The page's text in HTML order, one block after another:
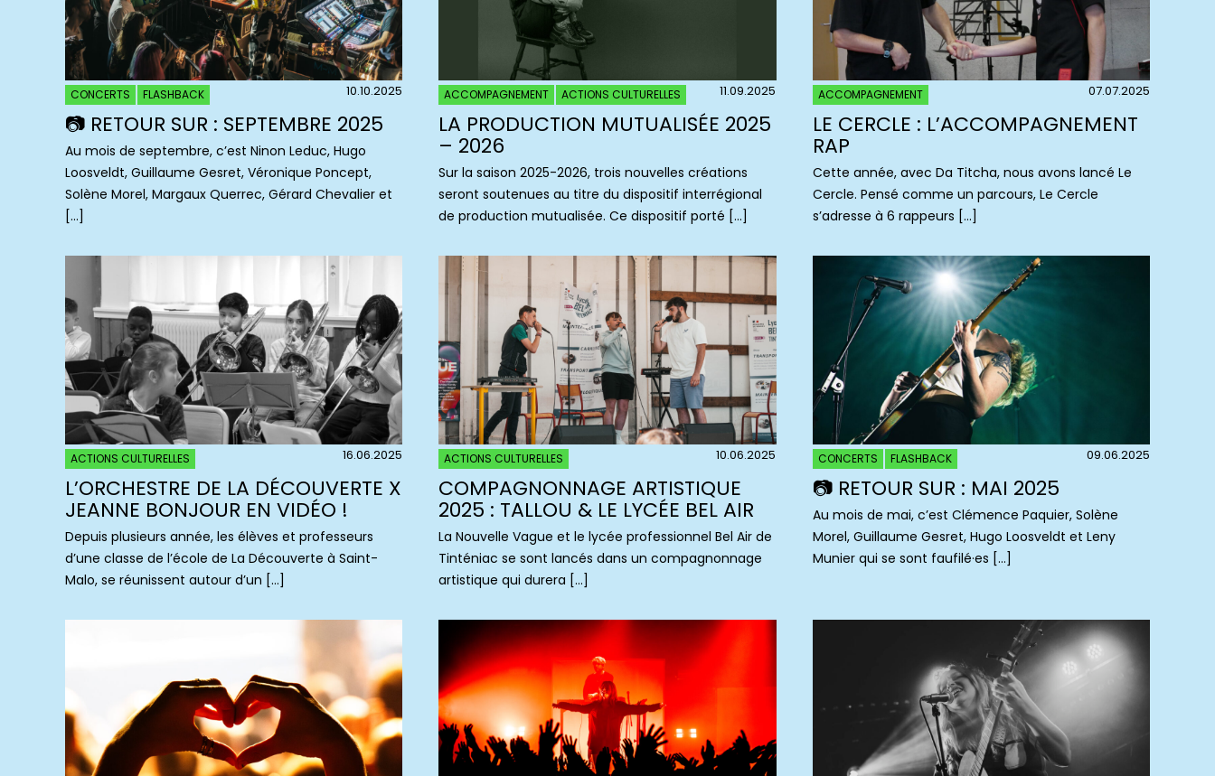
CONCERTS FLASHBACK 10.10.2025
📷 RETOUR SUR : SEPTEMBRE 2025
Au mois de septembre, c’est Ninon Leduc, Hugo
Loosveldt, Guillaume Gesret, Véronique Poncept,
Solène Morel, Margaux Querrec, Gérard Chevalier et
[…]
ACCOMPAGNEMENT ACTIONS CULTURELLES 11.09.2025
LA PRODUCTION MUTUALISÉE 2025
– 2026
Sur la saison 2025-2026, trois nouvelles créations
seront soutenues au titre du dispositif interrégional
de production mutualisée. Ce dispositif porté […]
ACCOMPAGNEMENT 07.07.2025
LE CERCLE : L’ACCOMPAGNEMENT
RAP
Cette année, avec Da Titcha, nous avons lancé Le
Cercle. Pensé comme un parcours, Le Cercle
s’adresse à 6 rappeurs […]
ACTIONS CULTURELLES 16.06.2025
L’ORCHESTRE DE LA DÉCOUVERTE X
JEANNE BONJOUR EN VIDÉO !
Depuis plusieurs année, les élèves et professeurs
d’une classe de l’école de La Découverte à Saint-
Malo, se réunissent autour d’un […]
ACTIONS CULTURELLES 10.06.2025
COMPAGNONNAGE ARTISTIQUE
2025 : TALLOU & LE LYCÉE BEL AIR
La Nouvelle Vague et le lycée professionnel Bel Air de
Tinténiac se sont lancés dans un compagnonnage
artistique qui durera […]
CONCERTS FLASHBACK 09.06.2025
📷 RETOUR SUR : MAI 2025
Au mois de mai, c’est Clémence Paquier, Solène
Morel, Guillaume Gesret, Hugo Loosveldt et Leny
Munier qui se sont faufilé·es […]